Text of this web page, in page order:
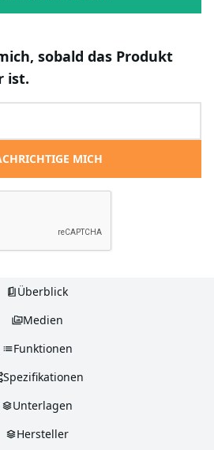
sobald das Produkt
ist.
MICH
Überblick
Medien
Funktionen
Spezifikationen
Unterlagen
Hersteller